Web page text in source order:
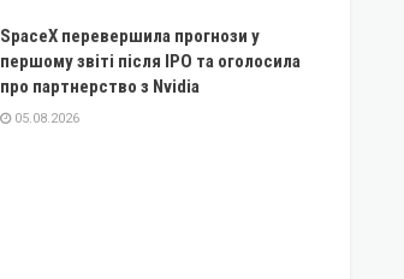
SpaceX перевершила прогнози у
першому звіті після IPO та оголосила
про партнерство з Nvidia
05.08.2026